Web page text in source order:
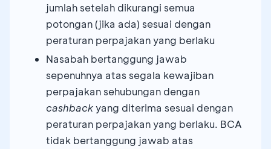
jumlah setelah dikurangi semua
potongan (jika ada) sesuai dengan
peraturan perpajakan yang berlaku
Nasabah bertanggung jawab
sepenuhnya atas segala kewajiban
perpajakan sehubungan dengan
cashbackyang diterima sesuai dengan
peraturan perpajakan yang berlaku. BCA
tidak bertanggung jawab atas